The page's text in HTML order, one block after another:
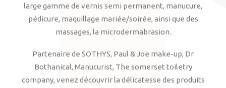
large gamme de vernis semi permanent, manucure,
pédicure, maquillage mariée/soirée, ainsi que des
massages, la microdermabrasion.
Partenaire de SOTHYS, Paul & Joe make-up, Dr
Bothanical, Manucurist, The somerset toiletry
company, venez découvrir la délicatesse des produits